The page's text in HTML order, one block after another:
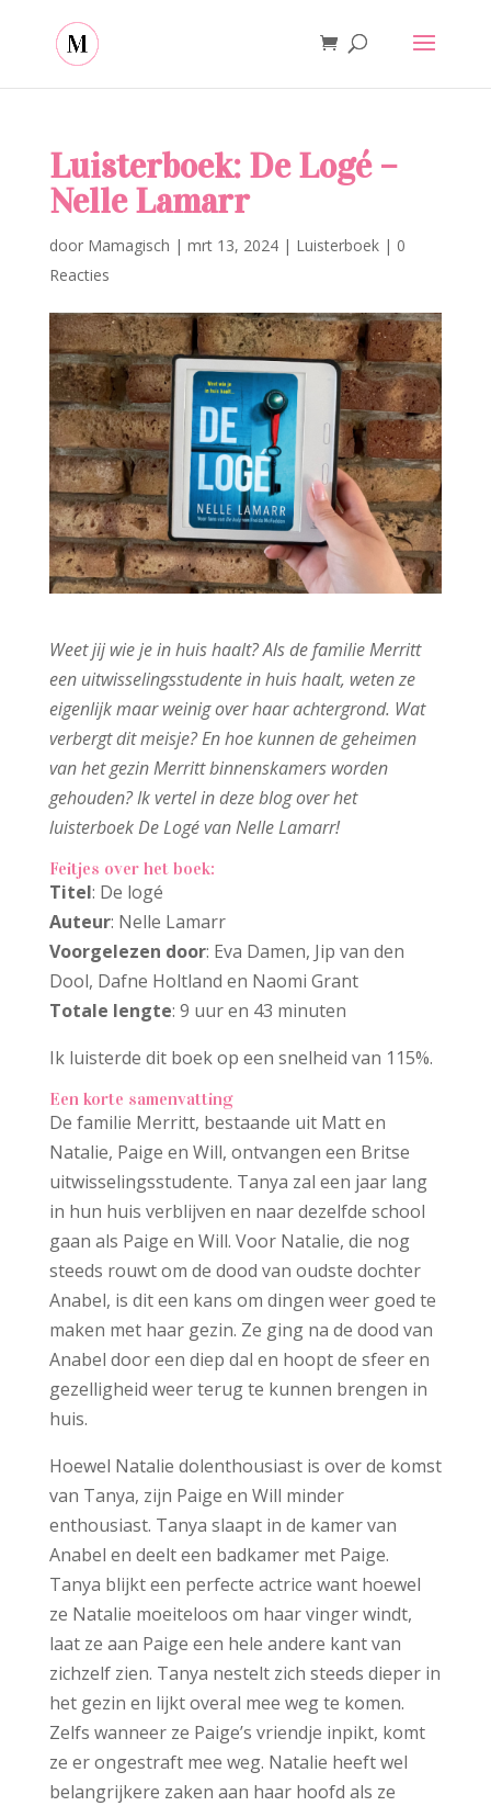
Luisterboek: De Logé –
Nelle Lamarr
door Mamagisch | mrt 13, 2024| Luisterboek| 0
Reacties
Weet jij wie je in huis haalt? Als de familie Merritt
een uitwisselingsstudente in huis haalt, weten ze
eigenlijk maar weinig over haar achtergrond. Wat
verbergt dit meisje?En hoe kunnen de geheimen
van het gezin Merritt binnenskamers worden
gehouden? Ik vertel in deze blog over het
luisterboek De Logé van Nelle Lamarr!
Feitjes over het boek:
Titel: De logé
Auteur: Nelle Lamarr
Voorgelezen door: Eva Damen, Jip van den
Dool, Dafne Holtland en Naomi Grant
Totale lengte: 9 uur en 43 minuten
Ik luisterde dit boek op een snelheid van 115%.
Een korte samenvatting
De familie Merritt, bestaande uit Matt en
Natalie, Paige en Will, ontvangen een Britse
uitwisselingsstudente. Tanya zal een jaar lang
in hun huis verblijven en naar dezelfde school
gaan als Paige en Will. Voor Natalie, die nog
steeds rouwt om de dood van oudste dochter
Anabel, is dit een kans om dingen weer goed te
maken met haar gezin. Ze ging na de dood van
Anabel door een diep dal en hoopt de sfeer en
gezelligheid weer terug te kunnen brengen in
huis.
Hoewel Natalie dolenthousiast is over de komst
van Tanya, zijn Paige en Will minder
enthousiast. Tanya slaapt in de kamer van
Anabel en deelt een badkamer met Paige.
Tanya blijkt een perfecte actrice want hoewel
ze Natalie moeiteloos om haar vinger windt,
laat ze aan Paige een hele andere kant van
zichzelf zien. Tanya nestelt zich steeds dieper in
het gezin en lijkt overal mee weg te komen.
Zelfs wanneer ze Paige’s vriendje inpikt, komt
ze er ongestraft mee weg. Natalie heeft wel
belangrijkere zaken aan haar hoofd als ze